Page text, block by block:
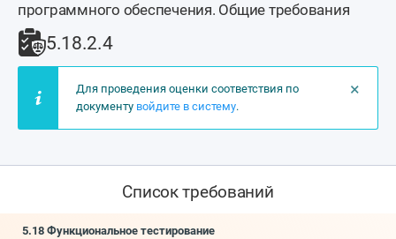
программного обеспечения. Общие требования
5.18.2.4
×
Для проведения оценки соответствия по
документу войдите в систему.
Список требований
5.18 Функциональное тестирование